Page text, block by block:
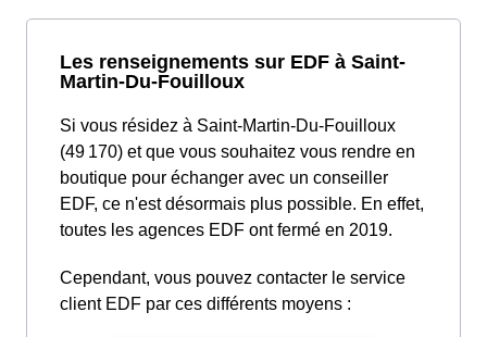
Les renseignements sur EDF à Saint-
Martin-Du-Fouilloux
Si vous résidez à Saint-Martin-Du-Fouilloux
(49 170) et que vous souhaitez vous rendre en
boutique pour échanger avec un conseiller
EDF, ce n'est désormais plus possible. En effet,
toutes les agences EDF ont fermé en 2019.
Cependant, vous pouvez contacter le service
client EDF par ces différents moyens :